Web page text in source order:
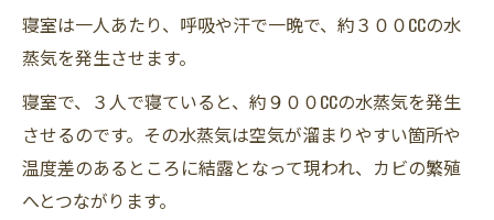
寝室は一人あたり、呼吸や汗で一晩で、約３００CCの水
蒸気を発生させます。
寝室で、３人で寝ていると、約９００CCの水蒸気を発生
させるのです。その水蒸気は空気が溜まりやすい箇所や
温度差のあるところに結露となって現われ、カビの繁殖
へとつながります。